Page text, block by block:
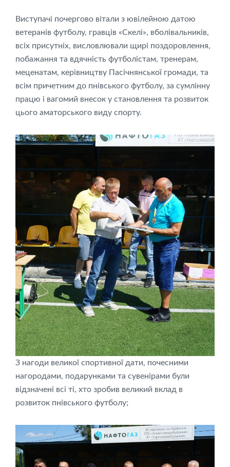
Виступачі почергово вітали з ювілейною датою
ветеранів футболу, гравців «Скелі», вболівальників,
всіх присутніх, висловлювали щирі поздоровлення,
побажання та вдячність футболістам, тренерам,
меценатам, керівництву Пасічнянської громади, та
всім причетним до пнівського футболу, за сумлінну
працю і вагомий внесок у становлення та розвиток
цього аматорського виду спорту.
З нагоди великої спортивної дати, почесними
нагородами, подарунками та сувенірами були
відзначені всі ті, хто зробив великий вклад в
розвиток пнівського футболу;